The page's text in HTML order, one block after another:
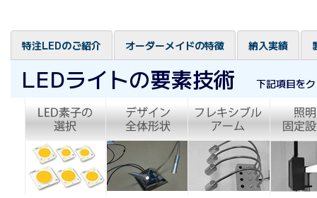
特注LEDのご紹介 オーダーメイドの特徴 納入実績
LEDライトの要素技術 下記項目を